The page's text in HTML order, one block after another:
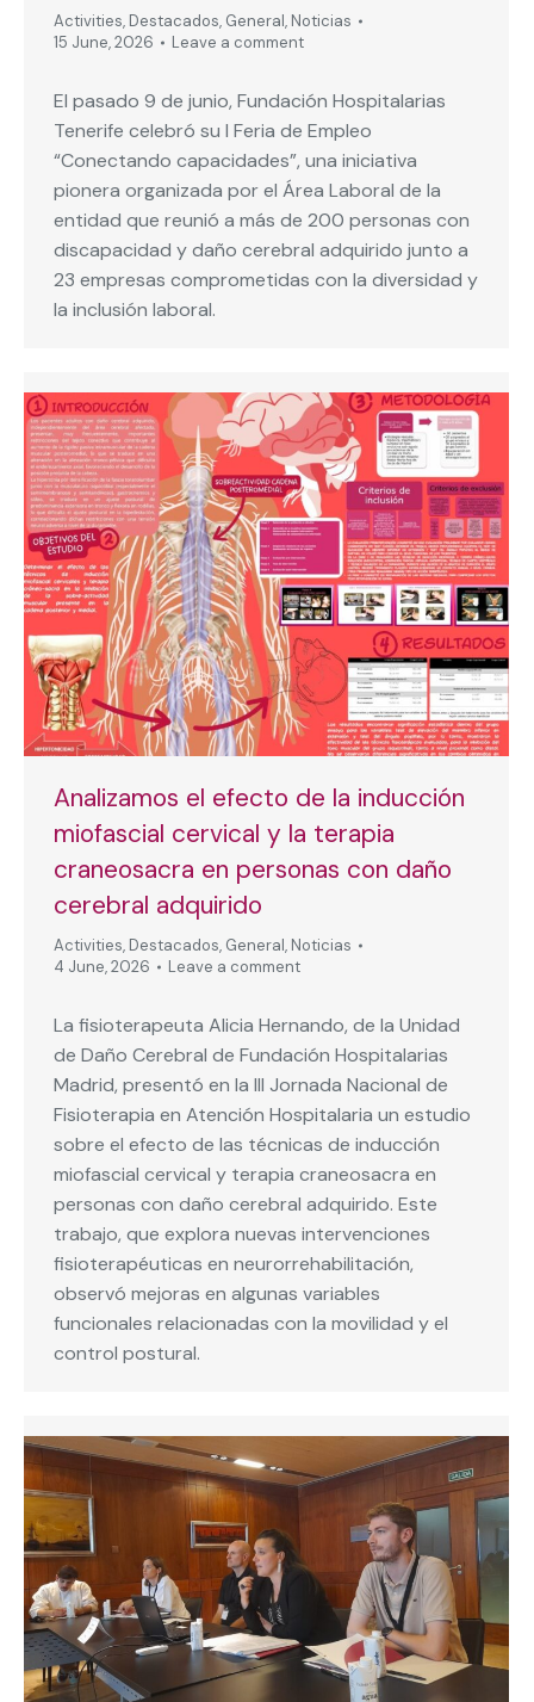
Activities, Destacados, General, Noticias
15 June, 2026
Leave a comment
El pasado 9 de junio, Fundación Hospitalarias
Tenerife celebró su I Feria de Empleo
“Conectando capacidades”, una iniciativa
pionera organizada por el Área Laboral de la
entidad que reunió a más de 200 personas con
discapacidad y daño cerebral adquirido junto a
23 empresas comprometidas con la diversidad y
la inclusión laboral.
Analizamos el efecto de la inducción
miofascial cervical y la terapia
craneosacra en personas con daño
cerebral adquirido
Activities, Destacados, General, Noticias
4 June, 2026
Leave a comment
La fisioterapeuta Alicia Hernando, de la Unidad
de Daño Cerebral de Fundación Hospitalarias
Madrid, presentó en la III Jornada Nacional de
Fisioterapia en Atención Hospitalaria un estudio
sobre el efecto de las técnicas de inducción
miofascial cervical y terapia craneosacra en
personas con daño cerebral adquirido. Este
trabajo, que explora nuevas intervenciones
fisioterapéuticas en neurorrehabilitación,
observó mejoras en algunas variables
funcionales relacionadas con la movilidad y el
control postural.